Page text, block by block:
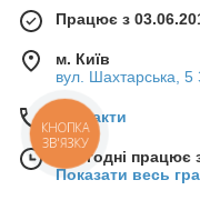
Працює з
м. Київ
вул. Шахтарська, 5
Контакти
Сьогодні працює
Показати весь
КНОПКА
ЗВ'ЯЗКУ